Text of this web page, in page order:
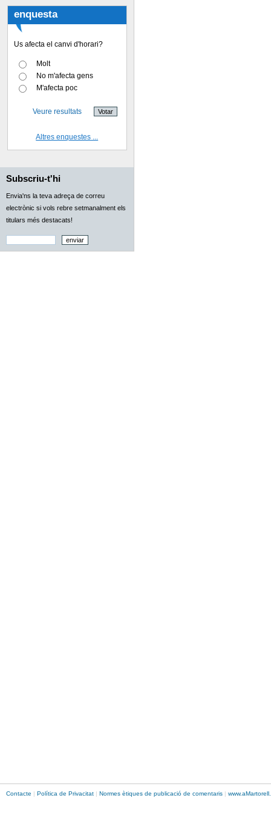
enquesta
Us afecta el canvi d'horari?
Molt
No m'afecta gens
M'afecta poc
Veure resultats
Altres enquestes ...
Subscriu-t'hi
Envia'ns la teva adreça de correu
electrònic si vols rebre setmanalment els
titulars més destacats!
Contacte | Política de Privacitat | Normes ètiques de publicació de comentaris | www.aMartorell